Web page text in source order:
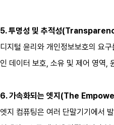
5. 투명성 및 추적성
디지털 윤리와 개인정보보호의 요
인 데이터 보호, 소유 및 제어 영역,
6. 가속화되는 엣지(The
엣지 컴퓨팅은 여러 단말기기에서